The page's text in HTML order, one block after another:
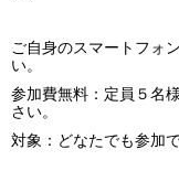
ご自身のスマートフォ
い。
参加費無料：定員５名
さい。
対象：どなたでも参加で